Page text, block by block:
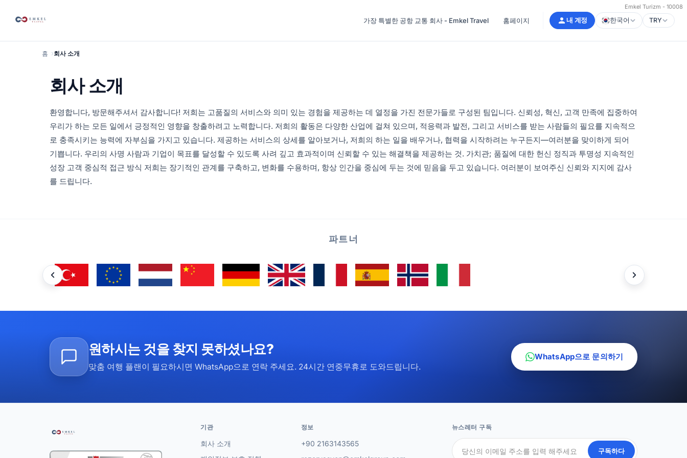
Emkel Turizm - 10008
가장 특별한 공항 교통 회사 - Emkel Travel 홈페이지 내 계정 한국어 TRY
홈 회사 소개
회사 소개
환영합니다, 방문해주셔서 감사합니다! 저희는 고품질의 서비스와 의미 있는 경험을 제공하는 데 열정을 가진 전문가들로 구성된 팀입니다. 신뢰성, 혁신, 고객 만족에 집중하여
우리가 하는 모든 일에서 긍정적인 영향을 창출하려고 노력합니다. 저희의 활동은 다양한 산업에 걸쳐 있으며, 적응력과 발전, 그리고 서비스를 받는 사람들의 필요를 지속적으
로 충족시키는 능력에 자부심을 가지고 있습니다. 제공하는 서비스의 상세를 알아보거나, 저희의 하는 일을 배우거나, 협력을 시작하려는 누구든지—여러분을 맞이하게 되어
기쁩니다. 우리의 사명 사람과 기업이 목표를 달성할 수 있도록 사려 깊고 효과적이며 신뢰할 수 있는 해결책을 제공하는 것. 가치관; 품질에 대한 헌신 정직과 투명성 지속적인
성장 고객 중심적 접근 방식 저희는 장기적인 관계를 구축하고, 변화를 수용하며, 항상 인간을 중심에 두는 것에 믿음을 두고 있습니다. 여러분이 보여주신 신뢰와 지지에 감사
를 드립니다.
파트너
원하시는 것을 찾지 못하셨나요?
맞춤 여행 플랜이 필요하시면 WhatsApp으로 연락 주세요. 24시간 연중무휴로 도와드립니다.
WhatsApp으로 문의하기
기관
회사 소개
정보
+90 2163143565
뉴스레터 구독
구독하다